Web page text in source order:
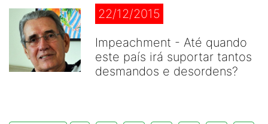
22/12/2015
Impeachment - Até quando
este país irá suportar tantos
desmandos e desordens?